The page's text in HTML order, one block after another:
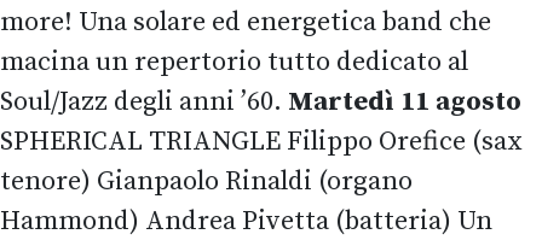
more! Una solare ed energetica band che
macina un repertorio tutto dedicato al
Soul/Jazz degli anni ’60. Martedì 11 agosto
SPHERICAL TRIANGLE Filippo Orefice (sax
tenore) Gianpaolo Rinaldi (organo
Hammond) Andrea Pivetta (batteria) Un